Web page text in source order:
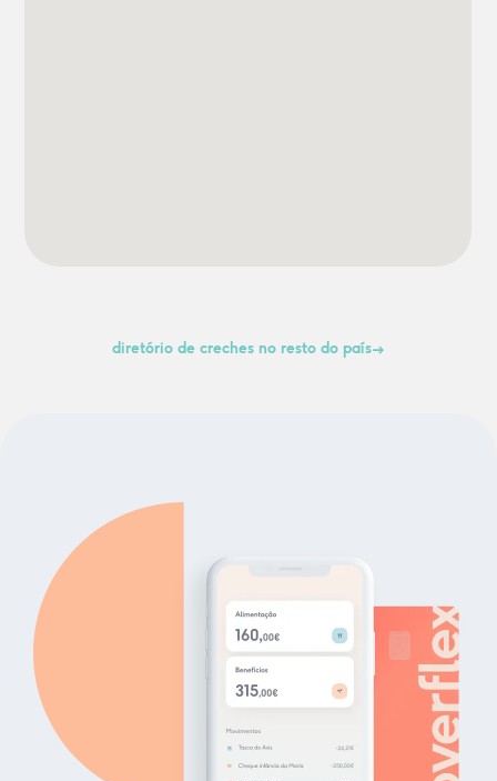
diretório de creches no resto do país